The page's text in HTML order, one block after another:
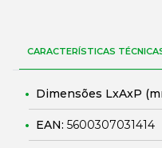
CARACTERÍSTICAS
Dimensões LxAxP
EAN: 5600307031414